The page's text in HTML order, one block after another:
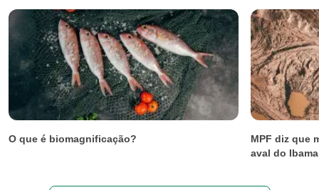
O que é biomagnificação?
MPF diz que
aval do